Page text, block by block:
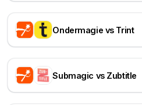
Ondermagie vs Trint
Submagic vs Zubtitle